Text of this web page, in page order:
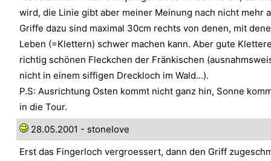
wird, die Linie gibt aber meiner Meinung nach nicht mehr
Griffe dazu sind maximal 30cm rechts von denen, mit
Leben (=Klettern) schwer machen kann. Aber gute
richtig schönen Fleckchen der Fränkischen
nicht in einem siffigen Dreckloch im Wald...).
P.S: Ausrichtung Osten kommt nicht ganz hin, Sonne
in die Tour.
28.05.2001 - stonelove
Erst das Fingerloch vergroessert, dann den Griff